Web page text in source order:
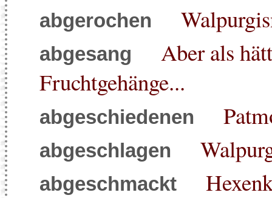
abgerochen
abgesang
Aber als
Fruchtgehänge...
abgeschiedenen
abgeschlagen
abgeschmackt